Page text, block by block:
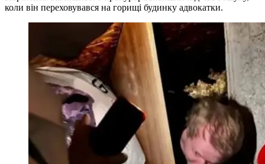
коли він переховувався на горищі будинку адвокатки.